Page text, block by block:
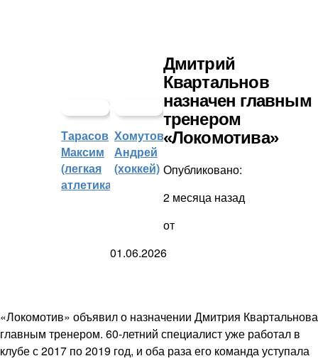
Тарасов
Максим
(легкая
атлетика)
Хомутов
Андрей
(хоккей)
Дмитрий
Квартальнов
назначен главным
тренером
«Локомотива»
Опубликовано:
2 месяца назад
от
01.06.2026
«Локомотив» объявил о назначении Дмитрия Квартальнова
главным тренером. 60-летний специалист уже работал в
клубе с 2017 по 2019 год, и оба раза его команда уступала